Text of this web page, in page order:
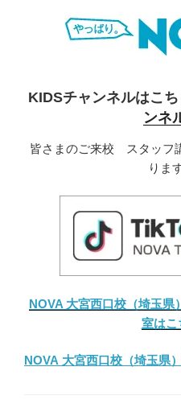
KIDSチャンネルはこち
ンネ
皆さまのご来校 スタッフ
りま
NOVA 大宮西口校（埼玉県
室はこ
NOVA 大宮西口校（埼玉県